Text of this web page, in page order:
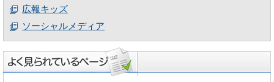
広報キッズ
ソーシャルメディア